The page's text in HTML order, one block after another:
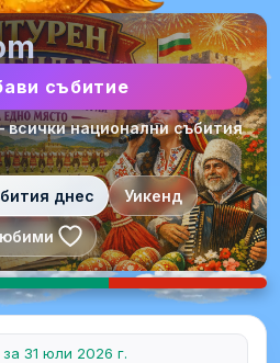
събитие
национални събития
днес Уикенд
31 юли 2026 г.